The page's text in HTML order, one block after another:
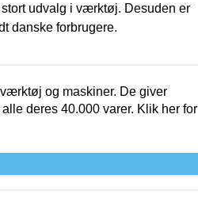
stort udvalg i værktøj. Desuden er
danske forbrugere.
og maskiner. De giver
deres 40.000 varer. Klik her for